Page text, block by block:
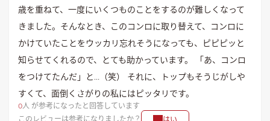
歳を重ねて、一度にいくつものことをするのが難しくなって
きました。そんなとき、このコンロに取り替えて、コンロに
かけていたことをウッカリ忘れそうになっても、ピピピッと
知らせてくれるので、とても助かっています。 「あ、コンロ
をつけてたんだ」と…（笑） それに、トップもそうじがしや
すくて、面倒くさがりの私にはピッタリです。
0人 が参考になったと回答しています
このレビューは参考になりましたか？